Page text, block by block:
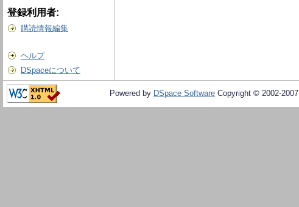
登録利用者:
購読情報編集
ヘルプ
DSpaceについて
Powered by DSpace Software Copyright © 2002-2007